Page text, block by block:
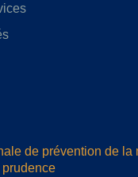
de prévention de la